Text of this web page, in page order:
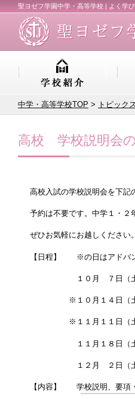
聖ヨゼフ学園中学・高等学校 | よく学
中学・高等学校TOP > トピックス
高校 学校説明会
高校入試の学校説明会を下記
予約は不要です。中学１・２
ぜひお気軽にお越しください。
【日程】 ※の日はアドバ
１０月 ７日（土）
※１０月１４日（土）
※１１月１１日（土）
１１月１８日（土）
１２月 ２日（土）１
【内容】 学校説明、要項